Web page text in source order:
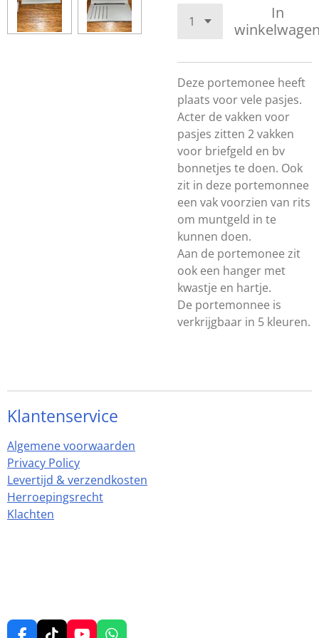
In
Deze portemonee heeft
plaats voor vele pasjes.
Acter de vakken voor
pasjes zitten 2 vakken
voor briefgeld en bv
bonnetjes te doen. Ook
zit in deze portemonnee
een vak voorzien van rits
om muntgeld in te
kunnen doen.
Aan de portemonee zit
ook een hanger met
kwastje en hartje.
De portemonnee is
verkrijgbaar in 5 kleuren.
Klantenservice
Algemene voorwaarden
Privacy Policy
Levertijd & verzendkosten
Herroepingsrecht
Klachten